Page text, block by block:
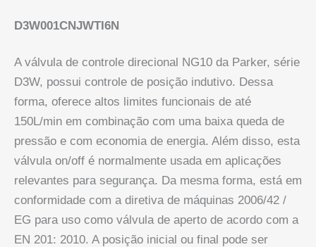
D3W001CNJWTI6N
A válvula de controle direcional NG10 da Parker, série
D3W, possui controle de posição indutivo. Dessa
forma, oferece altos limites funcionais de até
150L/min em combinação com uma baixa queda de
pressão e com economia de energia. Além disso, esta
válvula on/off é normalmente usada em aplicações
relevantes para segurança. Da mesma forma, está em
conformidade com a diretiva de máquinas 2006/42 /
EG para uso como válvula de aperto de acordo com a
EN 201: 2010. A posição inicial ou final pode ser